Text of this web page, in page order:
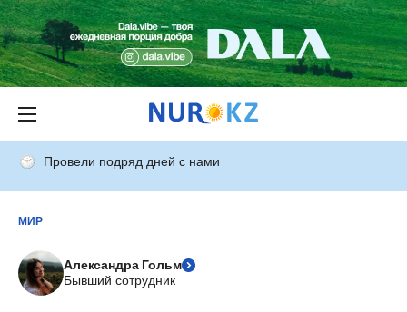
Провели подряд дней с нами
МИР
Александра Гольм
Бывший сотрудник